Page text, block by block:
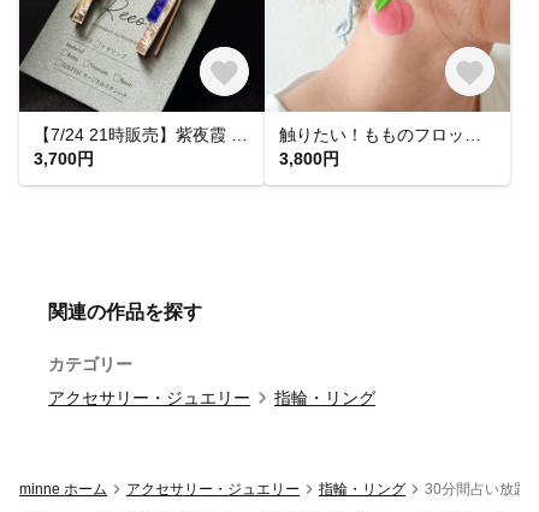
3,700円
3,800円
関連の作品を探す
カテゴリー
アクセサリー・ジュエリー
指輪・リング
minne ホーム アクセサリー・ジュエリー 指輪・リング
30分間占い放題